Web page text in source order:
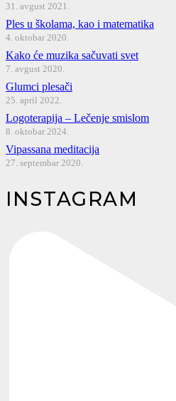
31. avgust 2021.
Ples u školama, kao i matematika
4. oktobar 2020.
Kako će muzika sačuvati svet
7. avgust 2020.
Glumci plesači
25. april 2022.
Logoterapija – Lečenje smislom
8. oktobar 2024.
Vipassana meditacija
27. septembar 2020.
INSTAGRAM